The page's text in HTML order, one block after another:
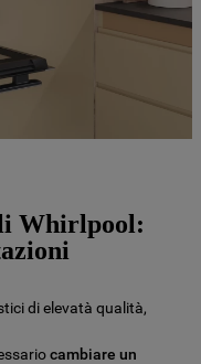
Whirlpool:
di elevatà qualità,
cambiare un